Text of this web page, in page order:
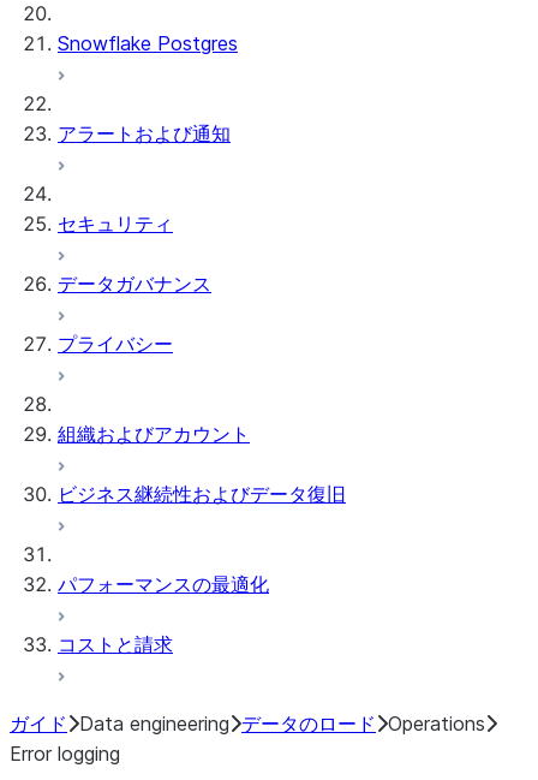
Snowflake Postgres
アラートおよび通知
セキュリティ
データガバナンス
プライバシー
組織およびアカウント
ビジネス継続性およびデータ復旧
パフォーマンスの最適化
コストと請求
ガイド Data engineering データのロード Operations
Error logging